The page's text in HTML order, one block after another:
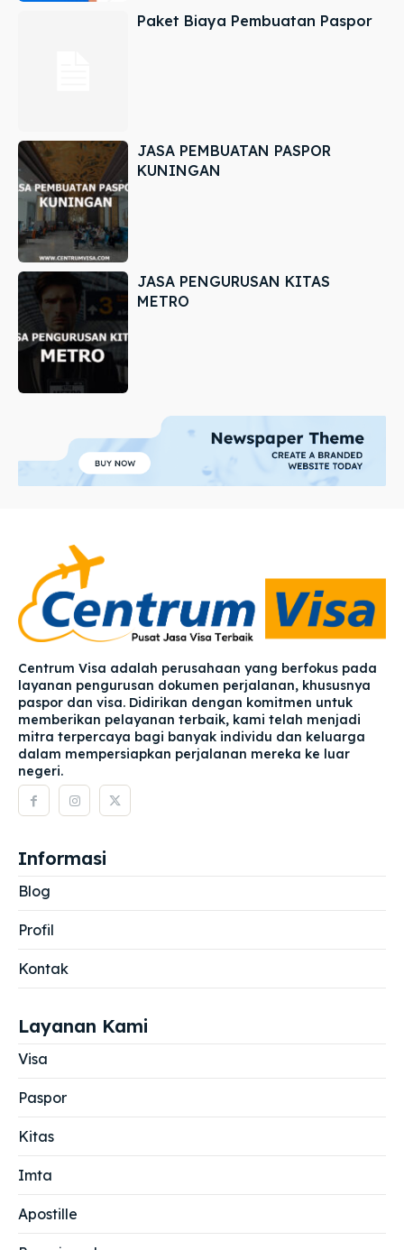
Paket Biaya Pembuatan Paspor
JASA PEMBUATAN PASPOR
KUNINGAN
JASA PENGURUSAN KITAS
METRO
Centrum Visa adalah perusahaan yang berfokus pada
layanan pengurusan dokumen perjalanan, khususnya
paspor dan visa. Didirikan dengan komitmen untuk
memberikan pelayanan terbaik, kami telah menjadi
mitra terpercaya bagi banyak individu dan keluarga
dalam mempersiapkan perjalanan mereka ke luar
negeri.
Informasi
Blog
Profil
Kontak
Layanan Kami
Visa
Paspor
Kitas
Imta
Apostille